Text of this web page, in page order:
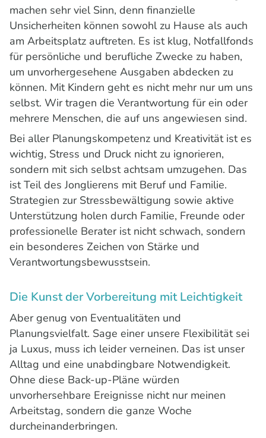
machen sehr viel Sinn, denn finanzielle
Unsicherheiten können sowohl zu Hause als auch
am Arbeitsplatz auftreten. Es ist klug, Notfallfonds
für persönliche und berufliche Zwecke zu haben,
um unvorhergesehene Ausgaben abdecken zu
können. Mit Kindern geht es nicht mehr nur um uns
selbst. Wir tragen die Verantwortung für ein oder
mehrere Menschen, die auf uns angewiesen sind.
Bei aller Planungskompetenz und Kreativität ist es
wichtig, Stress und Druck nicht zu ignorieren,
sondern mit sich selbst achtsam umzugehen. Das
ist Teil des Jonglierens mit Beruf und Familie.
Strategien zur Stressbewältigung sowie aktive
Unterstützung holen durch Familie, Freunde oder
professionelle Berater ist nicht schwach, sondern
ein besonderes Zeichen von Stärke und
Verantwortungsbewusstsein.
Die Kunst der Vorbereitung mit Leichtigkeit
Aber genug von Eventualitäten und
Planungsvielfalt. Sage einer unsere Flexibilität sei
ja Luxus, muss ich leider verneinen. Das ist unser
Alltag und eine unabdingbare Notwendigkeit.
Ohne diese Back-up-Pläne würden
unvorhersehbare Ereignisse nicht nur meinen
Arbeitstag, sondern die ganze Woche
durcheinanderbringen.